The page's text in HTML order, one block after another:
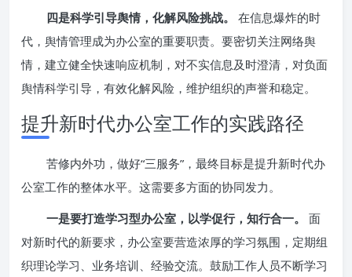
四是科学引导舆情，化解风险挑战。
在信息爆炸的时
代，舆情管理成为办公室的重要职责。要密切关注网络舆
情，建立健全快速响应机制，对不实信息及时澄清，对负面
舆情科学引导，有效化解风险，维护组织的声誉和稳定。
提升新时代办公室工作的实践路径
苦修内外功，做好“三服务”，最终目标是提升新时代办
公室工作的整体水平。这需要多方面的协同发力。
一是要打造学习型办公室，以学促行，知行合一。
面
对新时代的新要求，办公室要营造浓厚的学习氛围，定期组
织理论学习、业务培训、经验交流。鼓励工作人员不断学习